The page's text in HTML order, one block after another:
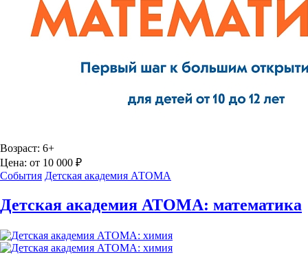
Возраст: 6+
Цена: от 10 000 ₽
События Детская академия АТОМА
Детская академия АТОМА: математика